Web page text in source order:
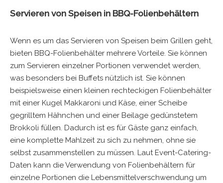
Servieren von Speisen in BBQ-Folienbehältern
Wenn es um das Servieren von Speisen beim Grillen geht,
bieten BBQ-Folienbehälter mehrere Vorteile. Sie können
zum Servieren einzelner Portionen verwendet werden,
was besonders bei Buffets nützlich ist. Sie können
beispielsweise einen kleinen rechteckigen Folienbehälter
mit einer Kugel Makkaroni und Käse, einer Scheibe
gegrilltem Hähnchen und einer Beilage gedünstetem
Brokkoli füllen. Dadurch ist es für Gäste ganz einfach,
eine komplette Mahlzeit zu sich zu nehmen, ohne sie
selbst zusammenstellen zu müssen. Laut Event-Catering-
Daten kann die Verwendung von Folienbehältern für
einzelne Portionen die Lebensmittelverschwendung um